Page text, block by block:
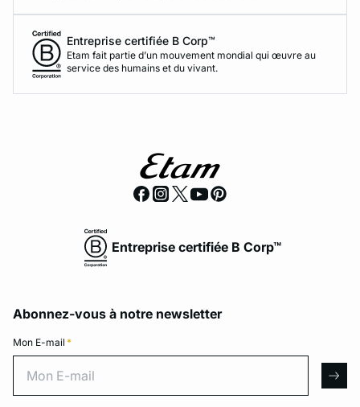
Entreprise certifiée B Corp™
Etam fait partie d’un mouvement mondial qui œuvre au
service des humains et du vivant.
Entreprise certifiée B Corp™
Abonnez-vous à notre newsletter
Mon E-mail *